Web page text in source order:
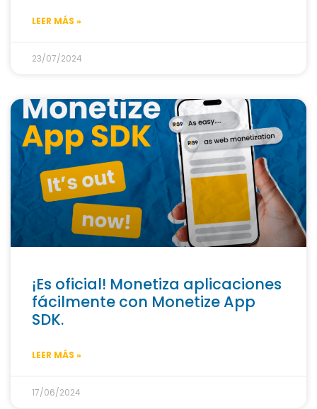
LEER MÁS »
23/07/2024
¡Es oficial! Monetiza aplicaciones
fácilmente con Monetize App
SDK.
LEER MÁS »
17/06/2024